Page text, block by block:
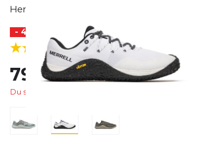
Herren
- 41 %
BESTSELLER
5.0
(2 Bewertungen)
79,99 € 135,00 €
Du sparst